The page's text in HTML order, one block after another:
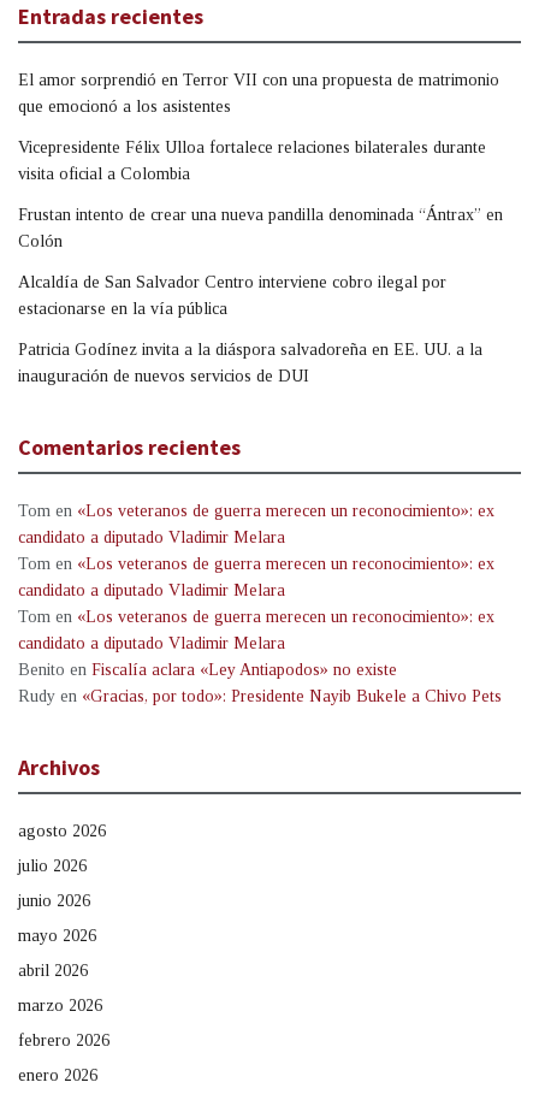
Entradas recientes
El amor sorprendió en Terror VII con una propuesta de matrimonio
que emocionó a los asistentes
Vicepresidente Félix Ulloa fortalece relaciones bilaterales durante
visita oficial a Colombia
Frustan intento de crear una nueva pandilla denominada “Ántrax” en
Colón
Alcaldía de San Salvador Centro interviene cobro ilegal por
estacionarse en la vía pública
Patricia Godínez invita a la diáspora salvadoreña en EE. UU. a la
inauguración de nuevos servicios de DUI
Comentarios recientes
Tom en «Los veteranos de guerra merecen un reconocimiento»: ex
candidato a diputado Vladimir Melara
Tom en «Los veteranos de guerra merecen un reconocimiento»: ex
candidato a diputado Vladimir Melara
Tom en «Los veteranos de guerra merecen un reconocimiento»: ex
candidato a diputado Vladimir Melara
Benito en Fiscalía aclara «Ley Antiapodos» no existe
Rudy en «Gracias, por todo»: Presidente Nayib Bukele a Chivo Pets
Archivos
agosto 2026
julio 2026
junio 2026
mayo 2026
abril 2026
marzo 2026
febrero 2026
enero 2026